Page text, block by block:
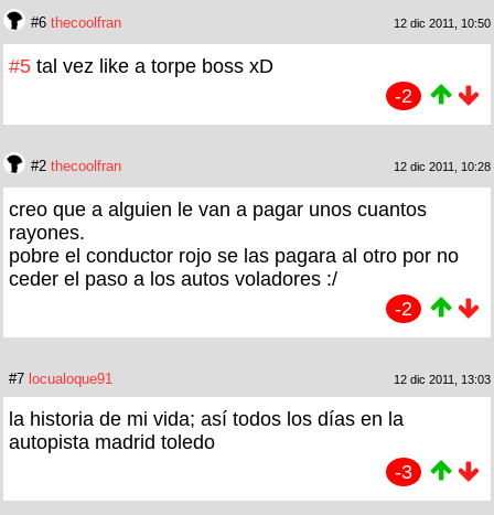
#6 thecoolfran 12 dic 2011, 10:50
#5 tal vez like a torpe boss xD
-2
#2 thecoolfran 12 dic 2011, 10:28
creo que a alguien le van a pagar unos cuantos
rayones.
pobre el conductor rojo se las pagara al otro por no
ceder el paso a los autos voladores :/
-2
#7 locualoque91 12 dic 2011, 13:03
la historia de mi vida; así todos los días en la
autopista madrid toledo
-3